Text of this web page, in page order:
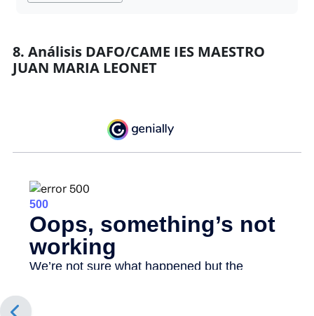
8. Análisis DAFO/CAME IES MAESTRO
JUAN MARIA LEONET